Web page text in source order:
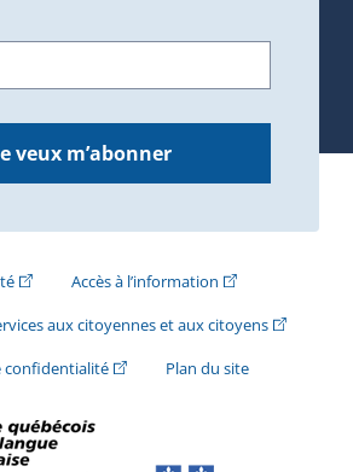
veux m’abonner
(Cet hyperlien externe s'ouvrira dans une
Accès à l’information(Cet hyperlien
aux citoyennes et aux citoyens(Cet
confidentialité(Cet hyperlien externe s'ouvrira
Plan du site